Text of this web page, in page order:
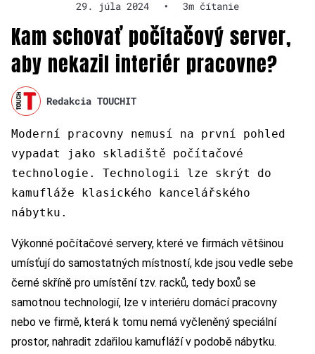
29. júla 2024 • 3m čítanie
Kam schovať počítačový server,
aby nekazil interiér pracovne?
Redakcia TOUCHIT
Moderní pracovny nemusí na první pohled
vypadat jako skladiště počítačové
technologie. Technologii lze skrýt do
kamufláže klasického kancelářského
nábytku.
Výkonné počítačové servery, které ve firmách většinou
umísťují do samostatných místností, kde jsou vedle sebe
černé skříně pro umístění tzv. racků, tedy boxů se
samotnou technologií, lze v interiéru domácí pracovny
nebo ve firmě, která k tomu nemá vyčleněný speciální
prostor, nahradit zdařilou kamufláží v podobě nábytku.